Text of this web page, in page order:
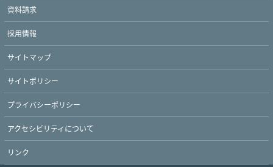
資料請求
採用情報
サイトマップ
サイトポリシー
プライバシーポリシー
アクセシビリティについて
リンク